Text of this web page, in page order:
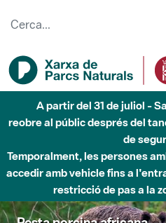
A partir del 31 de juliol -
reobre al públic després del
de
Temporalment, les persones
accedir amb vehicle fins a
restricció de pas a la